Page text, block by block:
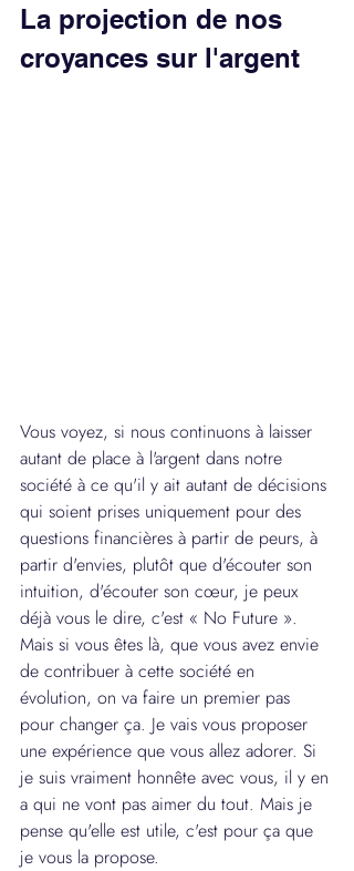
La projection de nos
croyances sur l'argent
Vous voyez, si nous continuons à laisser
autant de place à l'argent dans notre
société à ce qu'il y ait autant de décisions
qui soient prises uniquement pour des
questions financières à partir de peurs, à
partir d'envies, plutôt que d'écouter son
intuition, d'écouter son cœur, je peux
déjà vous le dire, c'est « No Future ».
Mais si vous êtes là, que vous avez envie
de contribuer à cette société en
évolution, on va faire un premier pas
pour changer ça. Je vais vous proposer
une expérience que vous allez adorer. Si
je suis vraiment honnête avec vous, il y en
a qui ne vont pas aimer du tout. Mais je
pense qu'elle est utile, c'est pour ça que
je vous la propose.